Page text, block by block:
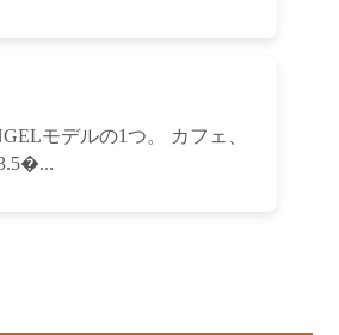
モデルの1つ。 カフェ、